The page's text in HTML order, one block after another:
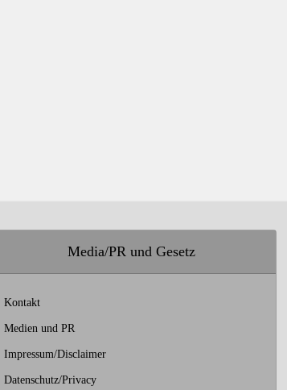
Media/PR und Gesetz
Kontakt
Medien und PR
Impressum/Disclaimer
Datenschutz/Privacy